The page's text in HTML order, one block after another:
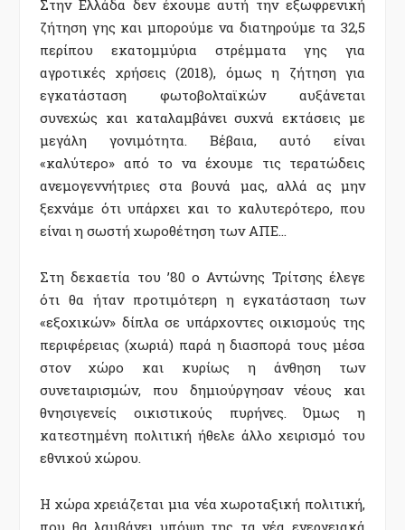
Στην Ελλάδα δεν έχουμε αυτή την εξωφρενική
ζήτηση γης και μπορούμε να διατηρούμε τα 32,5
περίπου εκατομμύρια στρέμματα γης για
αγροτικές χρήσεις (2018), όμως η ζήτηση για
εγκατάσταση φωτοβολταϊκών αυξάνεται
συνεχώς και καταλαμβάνει συχνά εκτάσεις με
μεγάλη γονιμότητα. Βέβαια, αυτό είναι
«καλύτερο» από το να έχουμε τις τερατώδεις
ανεμογεννήτριες στα βουνά μας, αλλά ας μην
ξεχνάμε ότι υπάρχει και το καλυτερότερο, που
είναι η σωστή χωροθέτηση των ΑΠΕ…
Στη δεκαετία του ’80 ο Αντώνης Τρίτσης έλεγε
ότι θα ήταν προτιμότερη η εγκατάσταση των
«εξοχικών» δίπλα σε υπάρχοντες οικισμούς της
περιφέρειας (χωριά) παρά η διασπορά τους μέσα
στον χώρο και κυρίως η άνθηση των
συνεταιρισμών, που δημιούργησαν νέους και
θνησιγενείς οικιστικούς πυρήνες. Όμως η
κατεστημένη πολιτική ήθελε άλλο χειρισμό του
εθνικού χώρου.
Η χώρα χρειάζεται μια νέα χωροταξική πολιτική,
που θα λαμβάνει υπόψη της τα νέα ενεργειακά